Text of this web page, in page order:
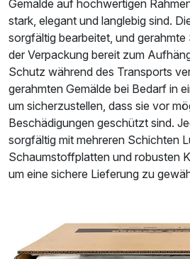
Gemälde auf hochwertigen
stark, elegant und langlebig sind.
sorgfältig bearbeitet, und
der Verpackung bereit zum
Schutz während des Transports
gerahmten Gemälde bei Bedarf in
um sicherzustellen, dass sie vor
Beschädigungen geschützt sind.
sorgfältig mit mehreren Schichten
Schaumstoffplatten und robusten
um eine sichere Lieferung zu